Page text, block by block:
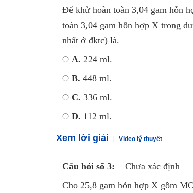
Để khử hoàn toàn 3,04 gam hỗn
toàn 3,04 gam hỗn hợp X trong
nhất ở đktc) là.
A. 224 ml.
B. 448 ml.
C. 336 ml.
D. 112 ml.
Xem lời giải Video lý thuyết
Câu hỏi số 3:
Chưa xác định
Cho 25,8 gam hỗn hợp X gồm